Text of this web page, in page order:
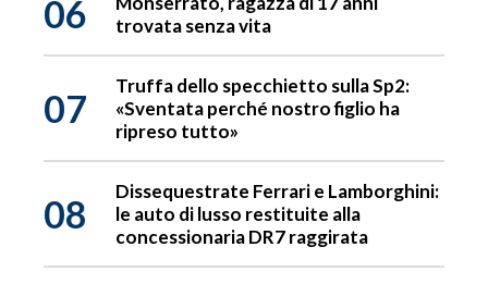
06
trovata senza vita
07
Truffa dello specchietto sulla Sp2:
«Sventata perché nostro figlio ha
ripreso tutto»
08
Dissequestrate Ferrari e Lamborghini:
le auto di lusso restituite alla
concessionaria DR7 raggirata